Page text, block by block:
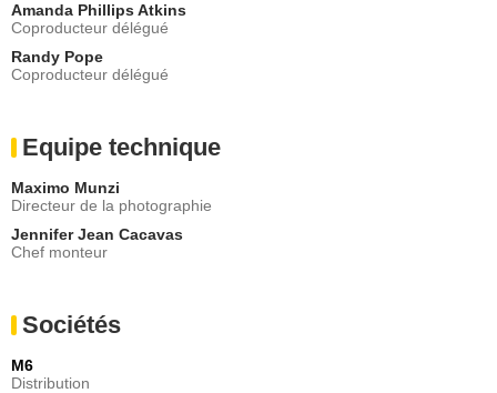
Amanda Phillips Atkins
Coproducteur délégué
Randy Pope
Coproducteur délégué
Equipe technique
Maximo Munzi
Directeur de la photographie
Jennifer Jean Cacavas
Chef monteur
Sociétés
M6
Distribution